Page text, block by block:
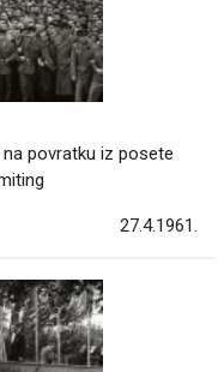
povratku iz posete
27.4.1961.